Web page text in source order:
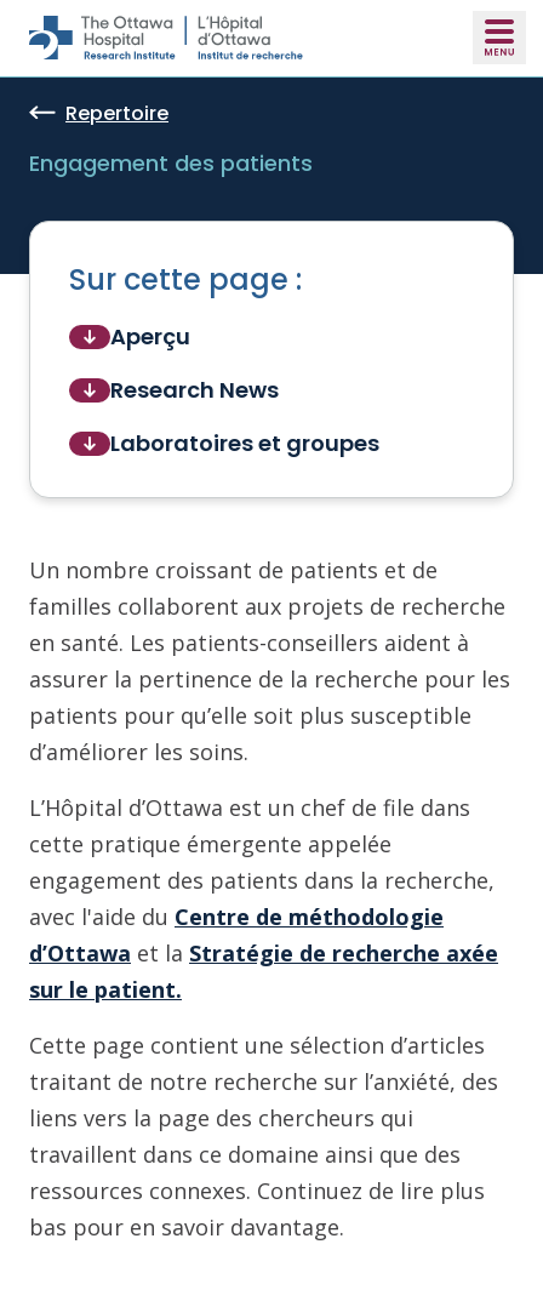
Skip to main content
Repertoire
Engagement des patients
Sur cette page :
Aperçu
Research News
Laboratoires et groupes
Un nombre croissant de patients et de
familles collaborent aux projets de recherche
en santé. Les patients-conseillers aident à
assurer la pertinence de la recherche pour les
patients pour qu’elle soit plus susceptible
d’améliorer les soins.
L’Hôpital d’Ottawa est un chef de file dans
cette pratique émergente appelée
engagement des patients dans la recherche,
avec l'aide du Centre de méthodologie
d’Ottawa et la Stratégie de recherche axée
sur le patient.
Cette page contient une sélection d’articles
traitant de notre recherche sur l’anxiété, des
liens vers la page des chercheurs qui
travaillent dans ce domaine ainsi que des
ressources connexes. Continuez de lire plus
bas pour en savoir davantage.